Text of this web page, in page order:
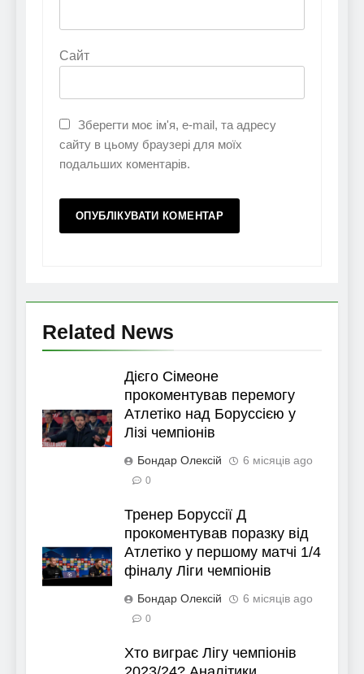
Сайт
Зберегти моє ім'я, e-mail, та адресу
сайту в цьому браузері для моїх
подальших коментарів.
Related News
Дієго Сімеоне
прокоментував перемогу
Атлетіко над Боруссією у
Лізі чемпіонів
Бондар Олексій 6 місяців ago
0
Тренер Боруссії Д
прокоментував поразку від
Атлетіко у першому матчі 1/4
фіналу Ліги чемпіонів
Бондар Олексій 6 місяців ago
0
Хто виграє Лігу чемпіонів